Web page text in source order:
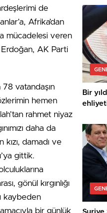
de
Afrika’dan
mücadelesi veren
AK Parti
78 vatandaşın
hemen
rahmet niyaz
daha da
kızı, damadı ve
gittik.
gönül kırgınlığı
kaybeden
bir günlük
Bir